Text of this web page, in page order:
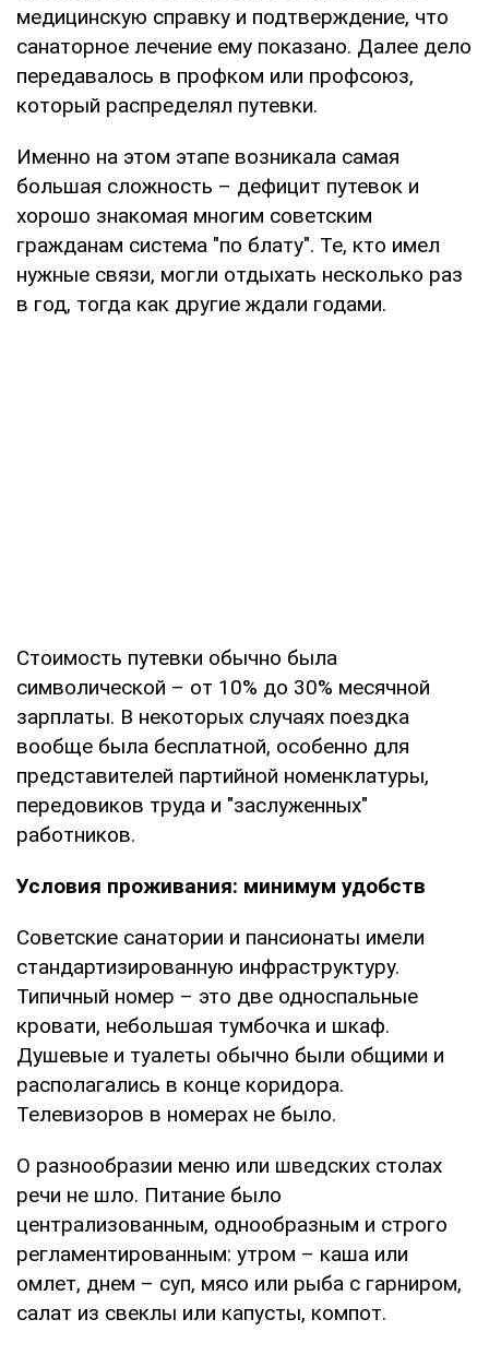
медицинскую справку и подтверждение, что
санаторное лечение ему показано. Далее дело
передавалось в профком или профсоюз,
который распределял путевки.
Именно на этом этапе возникала самая
большая сложность – дефицит путевок и
хорошо знакомая многим советским
гражданам система "по блату". Те, кто имел
нужные связи, могли отдыхать несколько раз
в год, тогда как другие ждали годами.
Стоимость путевки обычно была
символической – от 10% до 30% месячной
зарплаты. В некоторых случаях поездка
вообще была бесплатной, особенно для
представителей партийной номенклатуры,
передовиков труда и "заслуженных"
работников.
Условия проживания: минимум удобств
Советские санатории и пансионаты имели
стандартизированную инфраструктуру.
Типичный номер – это две односпальные
кровати, небольшая тумбочка и шкаф.
Душевые и туалеты обычно были общими и
располагались в конце коридора.
Телевизоров в номерах не было.
О разнообразии меню или шведских столах
речи не шло. Питание было
централизованным, однообразным и строго
регламентированным: утром – каша или
омлет, днем – суп, мясо или рыба с гарниром,
салат из свеклы или капусты, компот.